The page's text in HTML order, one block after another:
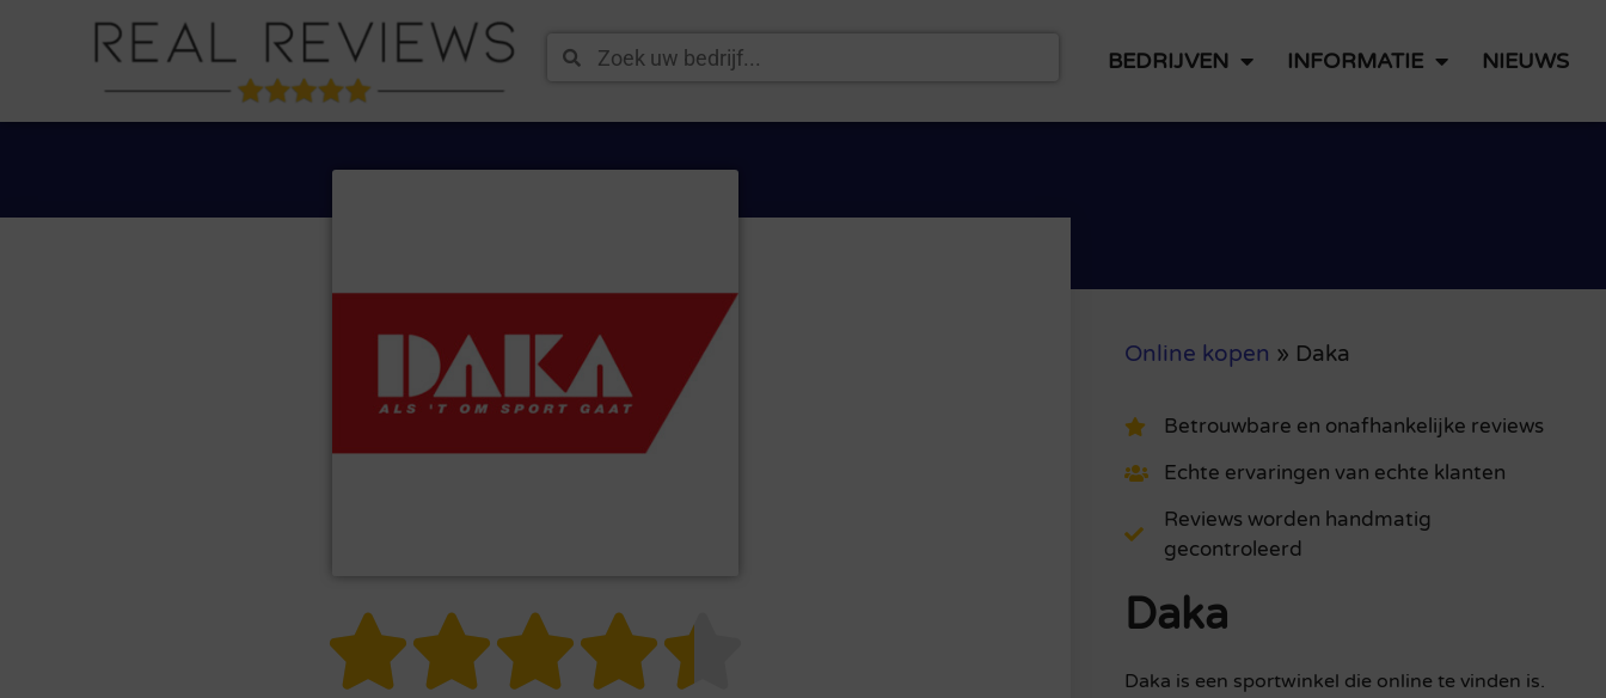
BEDRIJVEN INFORMATIE NIEUWS

Online kopen » Daka
Betrouwbare en onafhankelijke reviews
Echte ervaringen van echte klanten
Reviews worden handmatig
gecontroleerd
Daka
Daka is een sportwinkel die online te vinden is.